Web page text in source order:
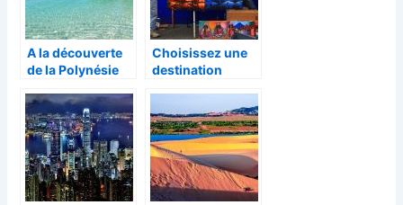
A la découverte
de la Polynésie
et nourriture)
Choisissez une
destination